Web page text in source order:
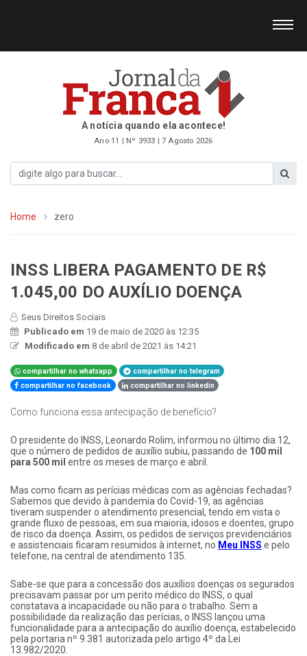
A notícia quando ela acontece!
Ano 11 | Nº 3933 | 7 Agosto 2026
Home zero
INSS LIBERA PAGAMENTO DE R$
1.045,00 DO AUXÍLIO DOENÇA
Seus Direitos Sociais
Publicado em 19 de maio de 2020 às 12:35
Modificado em 8 de abril de 2021 às 14:21
compartilhar no whatsapp
compartilhar no telegram
compartilhar no facebook
compartilhar no linkedin
Como funciona essa antecipação de benefício?
O presidente do INSS, Leonardo Rolim, informou no último dia 12,
que o número de pedidos de auxílio subiu, passando de 100 mil
para 500 mil entre os meses de março e abril.
Mas como ficam as perícias médicas com as agências fechadas?
Sabemos que devido à pandemia do Covid-19, as agências
tiveram suspender o atendimento presencial, tendo em vista o
grande fluxo de pessoas, em sua maioria, idosos e doentes, grupo
de risco da doença. Assim, os pedidos de serviços previdenciários
e assistenciais ficaram resumidos à internet, no Meu INSS e pelo
telefone, na central de atendimento 135.
Sabe-se que para a concessão dos auxílios doenças os segurados
precisavam passar por um perito médico do INSS, o qual
constatava a incapacidade ou não para o trabalho. Sem a
possibilidade da realização das perícias, o INSS lançou uma
funcionalidade para a antecipação do auxílio doença, estabelecido
pela portaria nº 9.381 autorizada pelo artigo 4º da Lei
13.982/2020.